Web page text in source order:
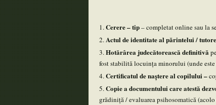
Cerere – tip– completat online sau la
Actul de identitate al părintelui /
Hotărârea judecătorească definitivă
fost stabilită locuința minorului (unde
Certificatul de naștere al copilului –
Copie a documentului care atestă
grădiniţă / evaluarea psihosomatică